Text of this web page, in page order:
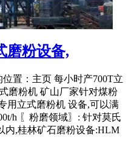
磨粉设备,
置：主页 每小时产700T立
磨粉机 矿山厂家针对煤粉
用立式磨粉机 设备,可以满
h 〖粉磨领域〗: 针对莫氏
内,桂林矿石磨粉设备:HLM